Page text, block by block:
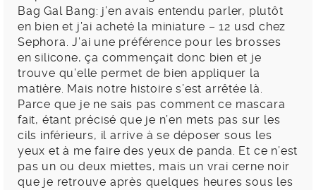
Bag Gal Bang: j’en avais entendu parler, plutôt
en bien et j’ai acheté la miniature – 12 usd chez
Sephora. J’ai une préférence pour les brosses
en silicone, ça commençait donc bien et je
trouve qu’elle permet de bien appliquer la
matière. Mais notre histoire s’est arrêtée là.
Parce que je ne sais pas comment ce mascara
fait, étant précisé que je n’en mets pas sur les
cils inférieurs, il arrive à se déposer sous les
yeux et à me faire des yeux de panda. Et ce n’est
pas un ou deux miettes, mais un vrai cerne noir
que je retrouve après quelques heures sous les